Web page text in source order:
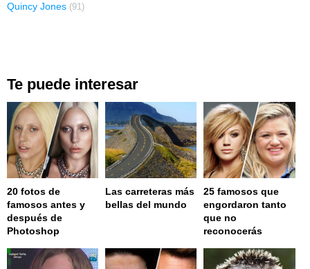
Quincy Jones (91)
Te puede interesar
20 fotos de
famosos antes y
después de
Photoshop
Las carreteras más
bellas del mundo
25 famosos que
engordaron tanto
que no
reconocerás